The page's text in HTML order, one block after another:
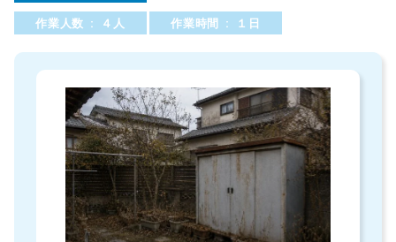
作業人数 : ４人
作業時間 : １日